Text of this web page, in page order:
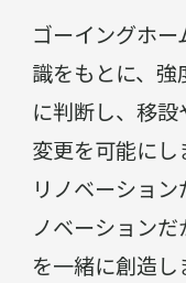
ゴーイングホ
識をもとに、
に判断し、移
変更を可能にし
リノベーショ
ノベーション
を一緒に創造し